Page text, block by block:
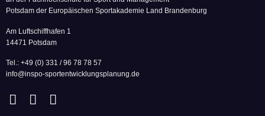
Potsdam der Europäischen Sportakademie Land Brandenburg
Am Luftschiffhafen 1
14471 Potsdam
Tel.: +49 (0) 331 / 96 78 78 57
info@inspo-sportentwicklungsplanung.de